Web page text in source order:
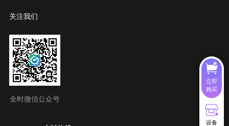
关注我们
全时微信公众号
立即
购买
设备